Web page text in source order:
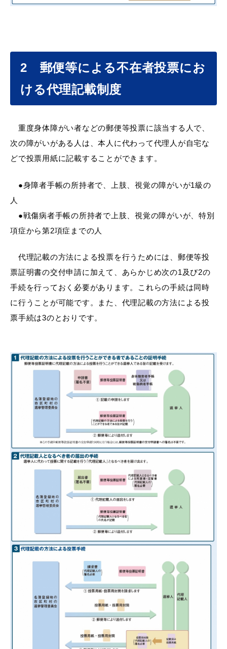
ごみ・リサイクル 支援・助成制度
各種相談窓口 入札
防災・消防
公共交通・
便利なサービス
防災・防犯メール
気象情報リンク集
ごみ分別早見表
目的別の
窓口案内
募集情報
ダウンロード
電子申請
2 郵便等による不在者投票にお
ける代理記載制度
重度身体障がい者などの郵便等投票に該当する人で、
次の障がいがある人は、本人に代わって代理人が自宅な
どで投票用紙に記載することができます。
●身障者手帳の所持者で、上肢、視覚の障がいが1級の
人
●戦傷病者手帳の所持者で上肢、視覚の障がいが、特別
項症から第2項症までの人
代理記載の方法による投票を行うためには、郵便等投
票証明書の交付申請に加えて、あらかじめ次の1及び2の
手続を行っておく必要があります。これらの手続は同時
に行うことが可能です。また、代理記載の方法による投
票手続は3のとおりです。